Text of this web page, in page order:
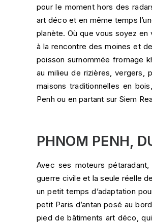
pour le moment hors des
art déco et en même temps
planète. Où que vous soyez
à la rencontre des moines et
poisson surnommée fromage
au milieu de rizières, vergers,
maisons traditionnelles en
Penh ou en partant sur Siem
PHNOM PENH,
Avec ses moteurs
guerre civile et la seule réelle
un petit temps d’adaptation
petit Paris d’antan posé au
pied de bâtiments art déco,